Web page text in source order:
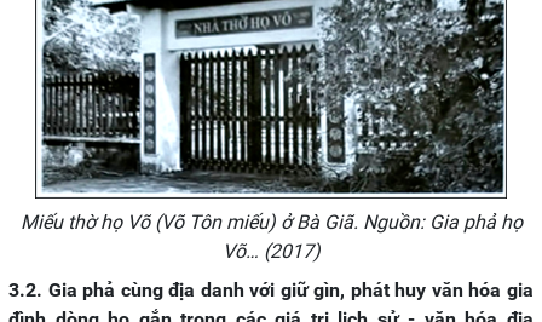
Miếu thờ họ Võ (Võ Tôn miếu) ở Bà Giã. Nguồn: Gia phả họ
Võ… (2017)
3.2. Gia phả cùng địa danh với giữ gìn, phát huy văn hóa gia